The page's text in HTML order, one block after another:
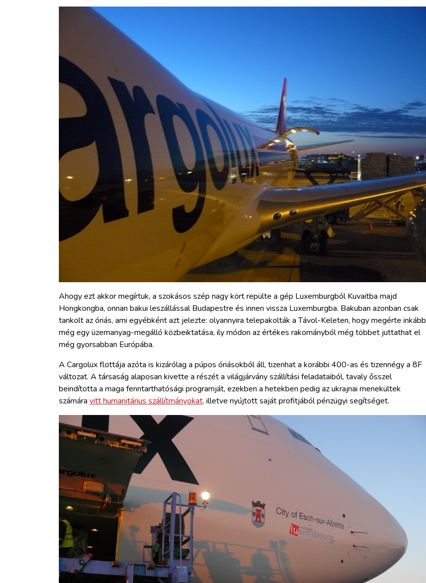
Ahogy ezt akkor megírtuk, a szokásos szép nagy kört repülte a gép Luxemburgból Kuvaitba majd
Hongkongba, onnan bakui leszállással Budapestre és innen vissza Luxemburgba. Bakuban azonban csak
tankolt az óriás, ami egyébként azt jelezte: olyannyira telepakolták a Távol-Keleten, hogy megérte inkább
még egy üzemanyag-megálló közbeiktatása, ily módon az értékes rakományból még többet juttathat el
még gyorsabban Európába.
A Cargolux flottája azóta is kizárólag a púpos óriásokból áll, tizenhat a korábbi 400-as és tizennégy a 8F
változat. A társaság alaposan kivette a részét a világjárvány szállítási feladataiból, tavaly ősszel
beindította a maga fenntarthatósági programját, ezekben a hetekben pedig az ukrajnai menekültek
számára vitt humanitárius szállítmányokat, illetve nyújtott saját profitjából pénzügyi segítséget.